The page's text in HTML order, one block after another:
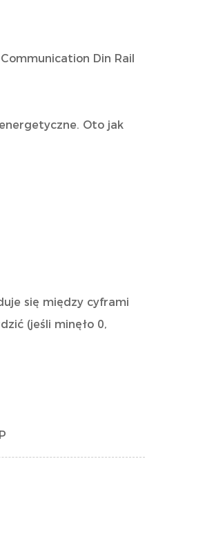
Din Rail
Oto jak
się między cyframi
(jeśli minęło 0,